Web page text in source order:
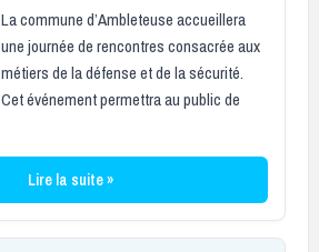
La commune d’Ambleteuse accueillera
une journée de rencontres consacrée aux
métiers de la défense et de la sécurité.
Cet événement permettra au public de
Lire la suite »